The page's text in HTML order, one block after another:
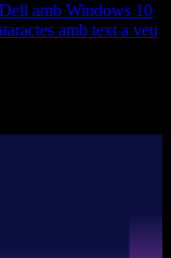
amb Windows 10
amb text a veu